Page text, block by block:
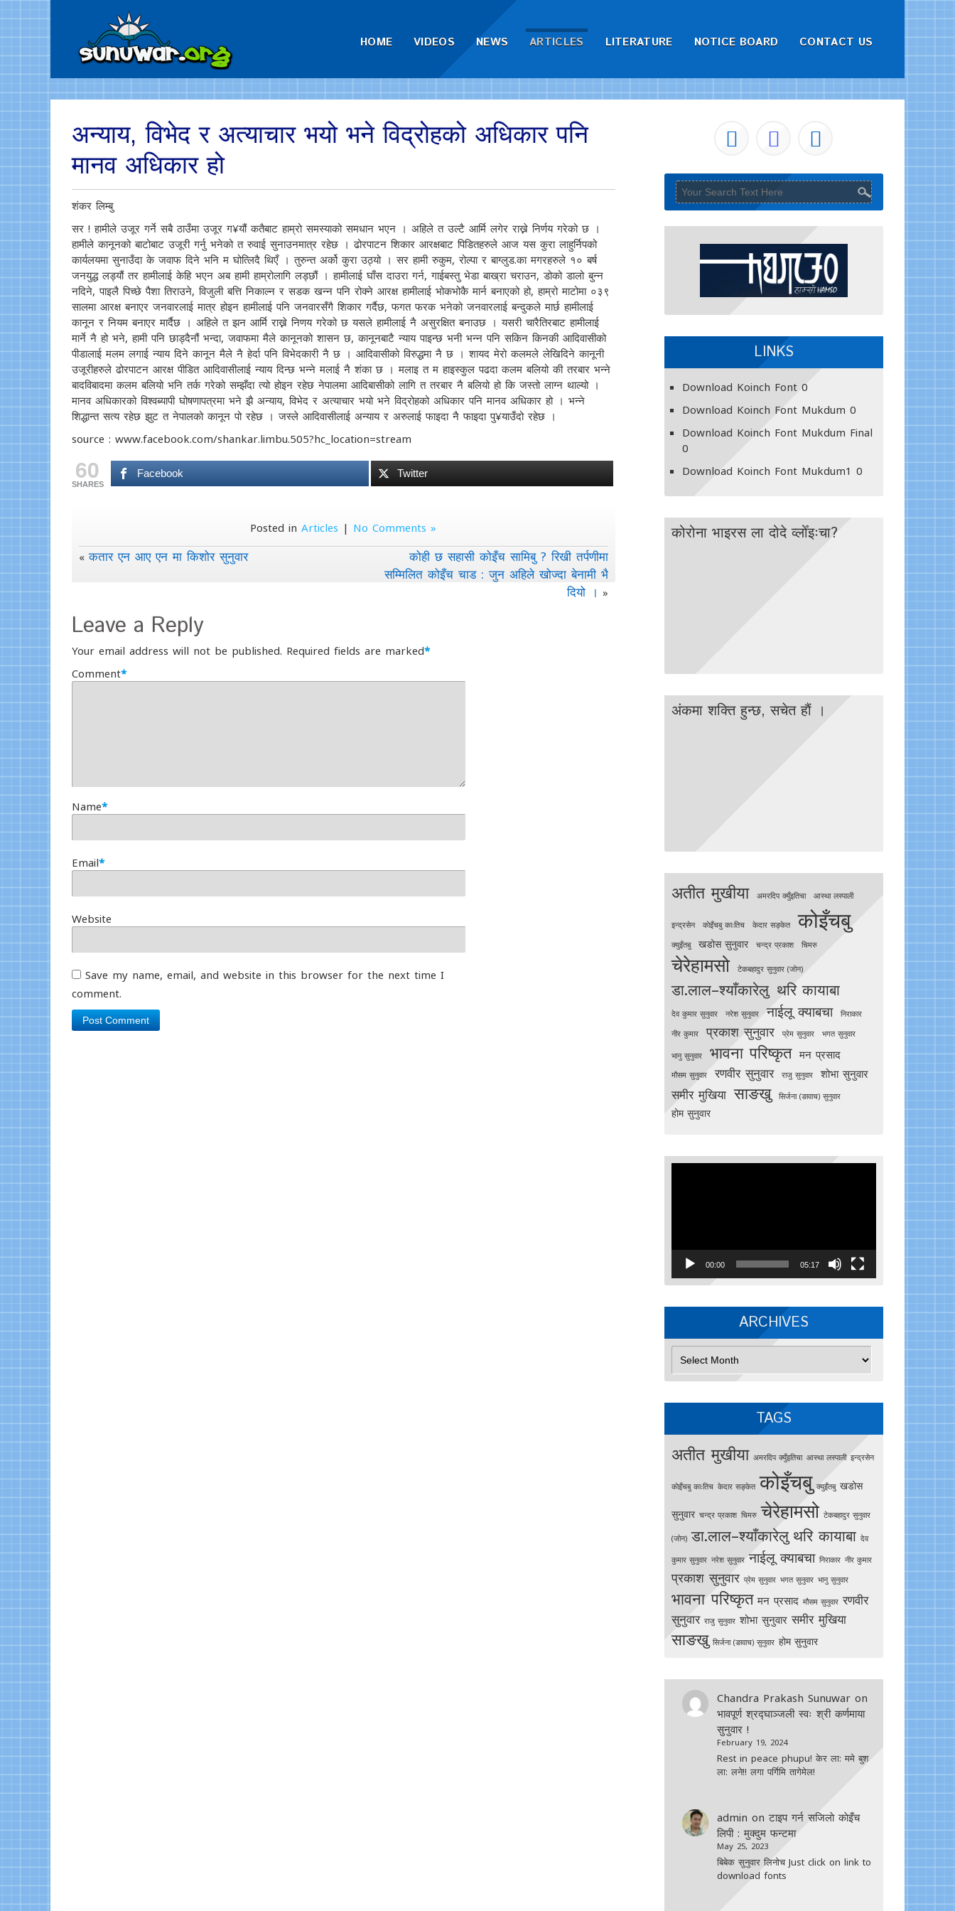
HOME VIDEOS NEWS ARTICLES LITERATURE NOTICE BOARD CONTACT US
अन्याय, विभेद र अत्याचार भयो भने विद्रोहको अधिकार पनि
मानव अधिकार हो
शंकर लिम्बु
सर ! हामीले उजूर गर्ने सबै ठाउँमा उजूर ग¥यौं कतैबाट हाम्रो समस्याको समधान भएन । अहिले त उल्टै आर्मि लगेर राख्ने निर्णय गरेको छ ।
हामीले कानूनको बाटोबाट उजूरी गर्नु भनेको त रुवाई सुनाउनमात्र रहेछ । ढोरपाटन शिकार आरक्षबाट पिडितहरुले आज यस कुरा लाहुर्निपको
कार्यलयमा सुनाउँदा के जवाफ दिने भनि म घोत्लिदै थिएँ । तुरुन्त अर्को कुरा उठ्यो । सर हामी रुकुम, रोल्पा र बाग्लुड.का मगरहरुले १० बर्ष
जनयुद्ध लड्यौं तर हामीलाई केहि भएन अब हामी हाम्रोलागि लड्छौं । हामीलाई घाँस दाउरा गर्न, गाईबस्तु भेडा बाख्रा चराउन, डोको डालो बुन्न
नदिने, पाइलै पिच्छे पैशा तिराउने, विजुली बत्ति निकाल्न र सडक खन्न पनि रोक्ने आरक्ष हामीलाई भोकभोकै मार्न बनाएको हो, हाम्रो माटोमा ०३९
सालमा आरक्ष बनाएर जनवारलाई मात्र होइन हामीलाई पनि जनवारसँगै शिकार गर्दैछ, फगत फरक भनेको जनवारलाई बन्दुकले मार्छ हामीलाई
कानून र नियम बनाएर मार्दैछ । अहिले त झन आर्मि राख्ने निणय गरेको छ यसले हामीलाई नै असुरक्षित बनाउछ । यसरी चारैतिरबाट हामीलाई
मार्ने नै हो भने, हामी पनि छाड्दैनौं भन्दा, जवाफमा मैले कानूनको शासन छ, कानूनबाटै न्याय पाइन्छ भनी भन्न पनि सकिन किनकी आदिवासीको
पीडालाई मलम लगाई न्याय दिने कानून मैले नै हेर्दा पनि विभेदकारी नै छ । आदिवासीको विरुद्धमा नै छ । शायद मेरो कलमले लेखिदिने कानूनी
उजूरीहरुले ढोरपाटन आरक्ष पीडित आदिवासीलाई न्याय दिन्छ भन्ने मलाई नै शंका छ । मलाइ त म हाइस्कुल पढदा कलम बलियो की तरबार भन्ने
बादविबादमा कलम बलियो भनि तर्क गरेको सम्झँदा त्यो होइन रहेछ नेपालमा आदिबासीको लागि त तरबार नै बलियो हो कि जस्तो लाग्न थाल्यो ।
मानव अधिकारको विश्वब्यापी घोषणापत्रमा भने झै अन्याय, विभेद र अत्याचार भयो भने विद्रोहको अधिकार पनि मानव अधिकार हो । भन्ने
शिद्धान्त सत्य रहेछ झुट त नेपालको कानून पो रहेछ । जस्ले आदिवासीलाई अन्याय र अरुलाई फाइदा नै फाइदा पु¥याउँदो रहेछ ।
source : www.facebook.com/shankar.limbu.505?hc_location=stream
60
SHARES
Facebook Twitter
Posted inArticles | No Comments »
«कतार एन आए एन मा किशोर सुनुवार
कोही छ सहासी कोइँच सामिबु ? रिखी तर्पणीमा
सम्मिलित कोइँच चाड : जुन अहिले खोज्दा बेनामी भै
दियो । »
Leave a Reply
Your email address will not be published. Required fields are marked*
Comment*
Name*
Email*
Website
Save my name, email, and website in this browser for the next time I
comment.
LINKS
Download Koinch Font0
Download Koinch Font Mukdum 0
Download Koinch Font Mukdum Final
0
Download Koinch Font Mukdum1 0
कोरोना भाइरस ला दोदे व्लोँइःचा?
अंकमा शक्ति हुन्छ, सचेत हाैं ।
अतीत मुखीया अमरदिप क्युँइतिचा आस्था लस्पाली
इन्द्रसेन काेइँचबु काःतिच केदार सङ्केत कोइँचबु
क्युइँतबु खडोस सुनुवार चन्द्र प्रकाश चिमरु
चेरेहामसो टेकबहादुर सुनुवार (जोन)
डा.लाल–श्याँकारेलु थरि कायाबा
देव कुमार सुनुवार नरेश सुनुवार नाईलू क्याबचा
निराकार
नीर कुमार
प्रकाश सुनुवार प्रेम सुनुवार भगत सुनुवार
भानु सुनुवार भावना परिष्कृत मन प्रसाद
मौसम सुनुवार रणवीर सुनुवार राजु सुनुवार शोभा सुनुवार
समीर मुखिया साङखु सिर्जना (ङावाच) सुनुवार
होम सुनुवार
00:00 05:17
ARCHIVES
Archives
TAGS
अतीत मुखीया अमरदिप क्युँइतिचा आस्था लस्पाली इन्द्रसेन
काेइँचबु काःतिच केदार सङ्केत कोइँचबु क्युइँतबु खडोस
सुनुवार चन्द्र प्रकाश चिमरु चेरेहामसो टेकबहादुर सुनुवार
(जोन) डा.लाल–श्याँकारेलु थरि कायाबा देव
कुमार सुनुवार नरेश सुनुवार नाईलू क्याबचा निराकार नीर कुमार
प्रकाश सुनुवार प्रेम सुनुवार भगत सुनुवार भानु सुनुवार
भावना परिष्कृत मन प्रसाद मौसम सुनुवार रणवीर
सुनुवार राजु सुनुवार शोभा सुनुवार समीर मुखिया
साङखु सिर्जना (ङावाच) सुनुवार होम सुनुवार
Chandra Prakash Sunuwaron
भावपूर्ण श्रद्घाञ्जली स्वः श्री कर्णमाया
सुनुवार !
February 19, 2024
Rest in peace phupu! केर ला: ममे बुश
ला: लने!! लगा पर्गिमि तागेमेल!
admin onटाइप गर्न सजिलाे काेइँच
लिपी : मुक्दुम फन्टमा
May 25, 2023
बिबेक सुनुवार लिनोच Just click on link to
download fonts